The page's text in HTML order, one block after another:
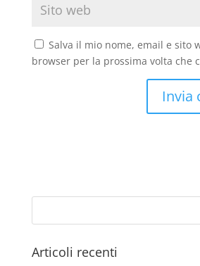
Salva il mio nome, email e sito
browser per la prossima volta che
Articoli recenti